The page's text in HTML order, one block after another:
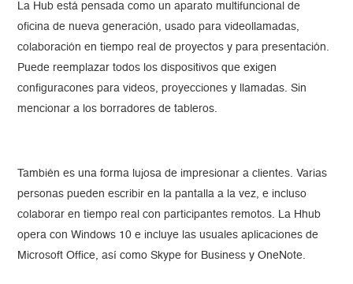
La Hub está pensada como un aparato multifuncional de
oficina de nueva generación, usado para videollamadas,
colaboración en tiempo real de proyectos y para presentación.
Puede reemplazar todos los dispositivos que exigen
configuracones para videos, proyecciones y llamadas. Sin
mencionar a los borradores de tableros.
También es una forma lujosa de impresionar a clientes. Varias
personas pueden escribir en la pantalla a la vez, e incluso
colaborar en tiempo real con participantes remotos. La Hhub
opera con Windows 10 e incluye las usuales aplicaciones de
Microsoft Office, así como Skype for Business y OneNote.